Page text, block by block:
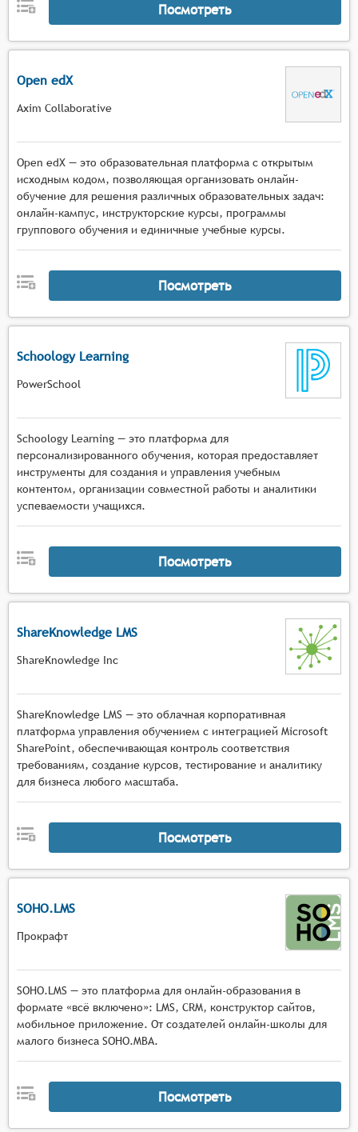
Посмотреть
Open edX
Axim Collaborative
Open edX — это образовательная платформа с открытым
исходным кодом, позволяющая организовать онлайн-
обучение для решения различных образовательных задач:
онлайн-кампус, инструкторские курсы, программы
группового обучения и единичные учебные курсы.
Посмотреть
Schoology Learning
PowerSchool
Schoology Learning — это платформа для
персонализированного обучения, которая предоставляет
инструменты для создания и управления учебным
контентом, организации совместной работы и аналитики
успеваемости учащихся.
Посмотреть
ShareKnowledge LMS
ShareKnowledge Inc
ShareKnowledge LMS — это облачная корпоративная
платформа управления обучением с интеграцией Microsoft
SharePoint, обеспечивающая контроль соответствия
требованиям, создание курсов, тестирование и аналитику
для бизнеса любого масштаба.
Посмотреть
SOHO.LMS
Прокрафт
SOHO.LMS — это платформа для онлайн-образования в
формате «всё включено»: LMS, CRM, конструктор сайтов,
мобильное приложение. От создателей онлайн-школы для
малого бизнеса SOHO.MBA.
Посмотреть